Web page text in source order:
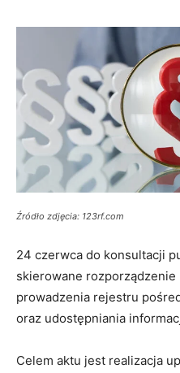
Źródło zdjęcia: 123rf.com
24 czerwca do konsultacji
skierowane
prowadzenia rejestru
oraz udostępniania
Celem aktu jest realizacja